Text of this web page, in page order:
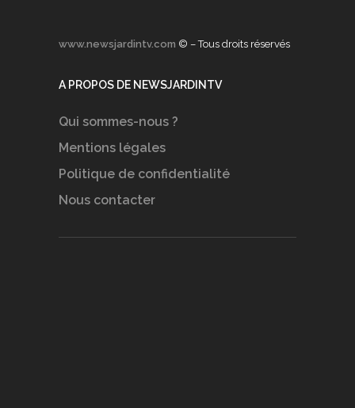
www.newsjardintv.com © – Tous droits réservés
A PROPOS DE NEWSJARDINTV
Qui sommes-nous ?
Mentions légales
Politique de confidentialité
Nous contacter